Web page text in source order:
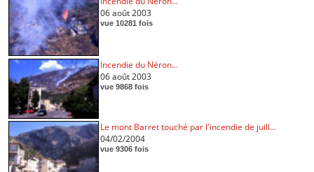
06 août 2003
vue 10281 fois
Incendie du Néron...
06 août 2003
vue 9868 fois
Le mont Barret touché par l'incendie de juill...
04/02/2004
vue 9306 fois